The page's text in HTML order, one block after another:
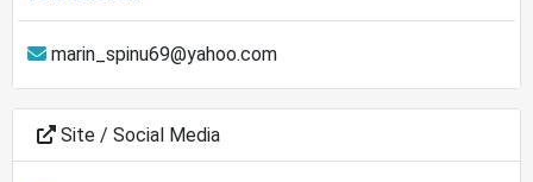
marin_spinu69@yahoo.com
Site / Social Media